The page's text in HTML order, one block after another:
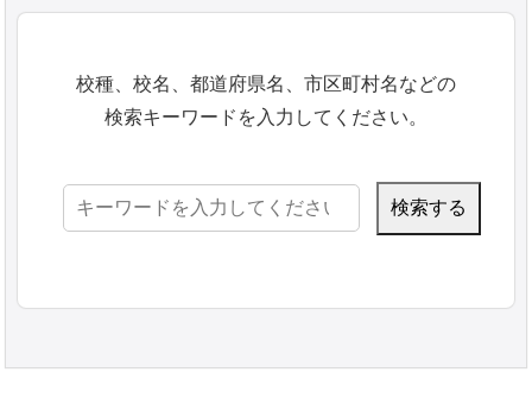
校種、校名、都道府県名、市区町村名などの
検索キーワードを入力してください。
検